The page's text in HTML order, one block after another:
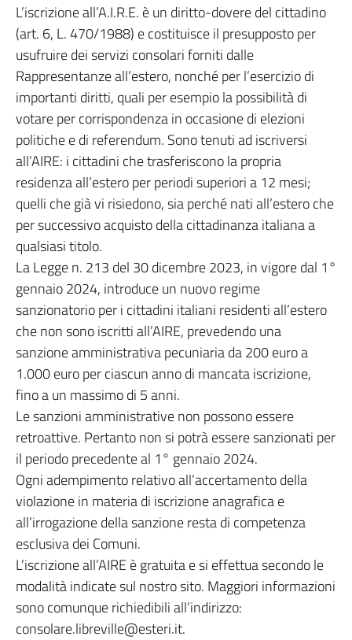
L’iscrizione all’A.I.R.E. è un diritto-dovere del cittadino
(art. 6, L. 470/1988) e costituisce il presupposto per
usufruire dei servizi consolari forniti dalle
Rappresentanze all’estero, nonché per l’esercizio di
importanti diritti, quali per esempio la possibilità di
votare per corrispondenza in occasione di elezioni
politiche e di referendum. Sono tenuti ad iscriversi
all’AIRE: i cittadini che trasferiscono la propria
residenza all’estero per periodi superiori a 12 mesi;
quelli che già vi risiedono, sia perché nati all’estero che
per successivo acquisto della cittadinanza italiana a
qualsiasi titolo.
La Legge n. 213 del 30 dicembre 2023, in vigore dal 1°
gennaio 2024, introduce un nuovo regime
sanzionatorio per i cittadini italiani residenti all’estero
che non sono iscritti all’AIRE, prevedendo una
sanzione amministrativa pecuniaria da 200 euro a
1.000 euro per ciascun anno di mancata iscrizione,
fino a un massimo di 5 anni.
Le sanzioni amministrative non possono essere
retroattive. Pertanto non si potrà essere sanzionati per
il periodo precedente al 1° gennaio 2024.
Ogni adempimento relativo all’accertamento della
violazione in materia di iscrizione anagrafica e
all’irrogazione della sanzione resta di competenza
esclusiva dei Comuni.
L’iscrizione all’AIRE è gratuita e si effettua secondo le
modalità indicate sul nostro sito. Maggiori informazioni
sono comunque richiedibili all’indirizzo:
consolare.libreville@esteri.it.